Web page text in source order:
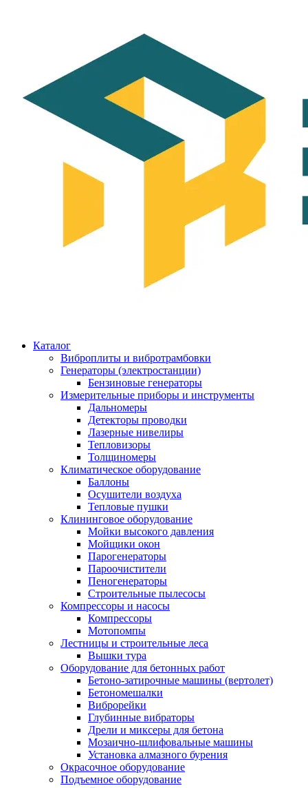
Каталог
Виброплиты и вибротрамбовки
Генераторы (электростанции)
Бензиновые генераторы
Измерительные приборы и инструменты
Дальномеры
Детекторы проводки
Лазерные нивелиры
Тепловизоры
Толщиномеры
Климатическое оборудование
Баллоны
Осушители воздуха
Тепловые пушки
Клининговое оборудование
Мойки высокого давления
Мойщики окон
Парогенераторы
Пароочистители
Пеногенераторы
Строительные пылесосы
Компрессоры и насосы
Компрессоры
Мотопомпы
Лестницы и строительные леса
Вышки тура
Оборудование для бетонных работ
Бетоно-затирочные машины (вертолет)
Бетономешалки
Виброрейки
Глубинные вибраторы
Дрели и миксеры для бетона
Мозаично-шлифовальные машины
Установка алмазного бурения
Окрасочное оборудование
Подъемное оборудование